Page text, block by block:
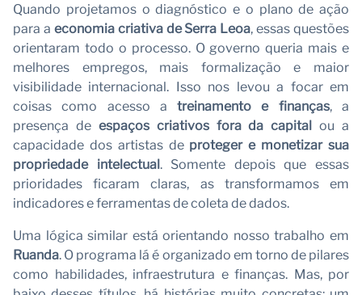
Quando projetamos o diagnóstico e o plano de ação
para a economia criativa de Serra Leoa, essas questões
orientaram todo o processo. O governo queria mais e
melhores empregos, mais formalização e maior
visibilidade internacional. Isso nos levou a focar em
coisas como acesso atreinamento e finanças, a
presença de espaços criativos fora da capital ou a
capacidade dos artistas de proteger e monetizar sua
propriedade intelectual. Somente depois que essas
prioridades ficaram claras, as transformamos em
indicadores e ferramentas de coleta de dados.
Uma lógica similar está orientando nosso trabalho em
Ruanda. O programa lá é organizado em torno de pilares
como habilidades, infraestrutura e finanças. Mas, por